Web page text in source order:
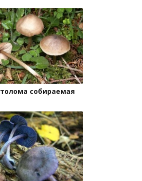
собираемая